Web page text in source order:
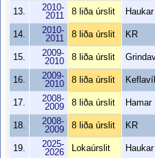
13.
2010-
2011
8 liða úrslit Haukar
14.
2010-
2011
8 liða úrslit KR
15.
2009-
2010
8 liða úrslit
16.
2009-
2010
8 liða úrslit
17.
2008-
2009
8 liða úrslit Hamar
18.
2008-
2009
8 liða úrslit KR
19.
2025-
2026
Lokaúrslit Haukar